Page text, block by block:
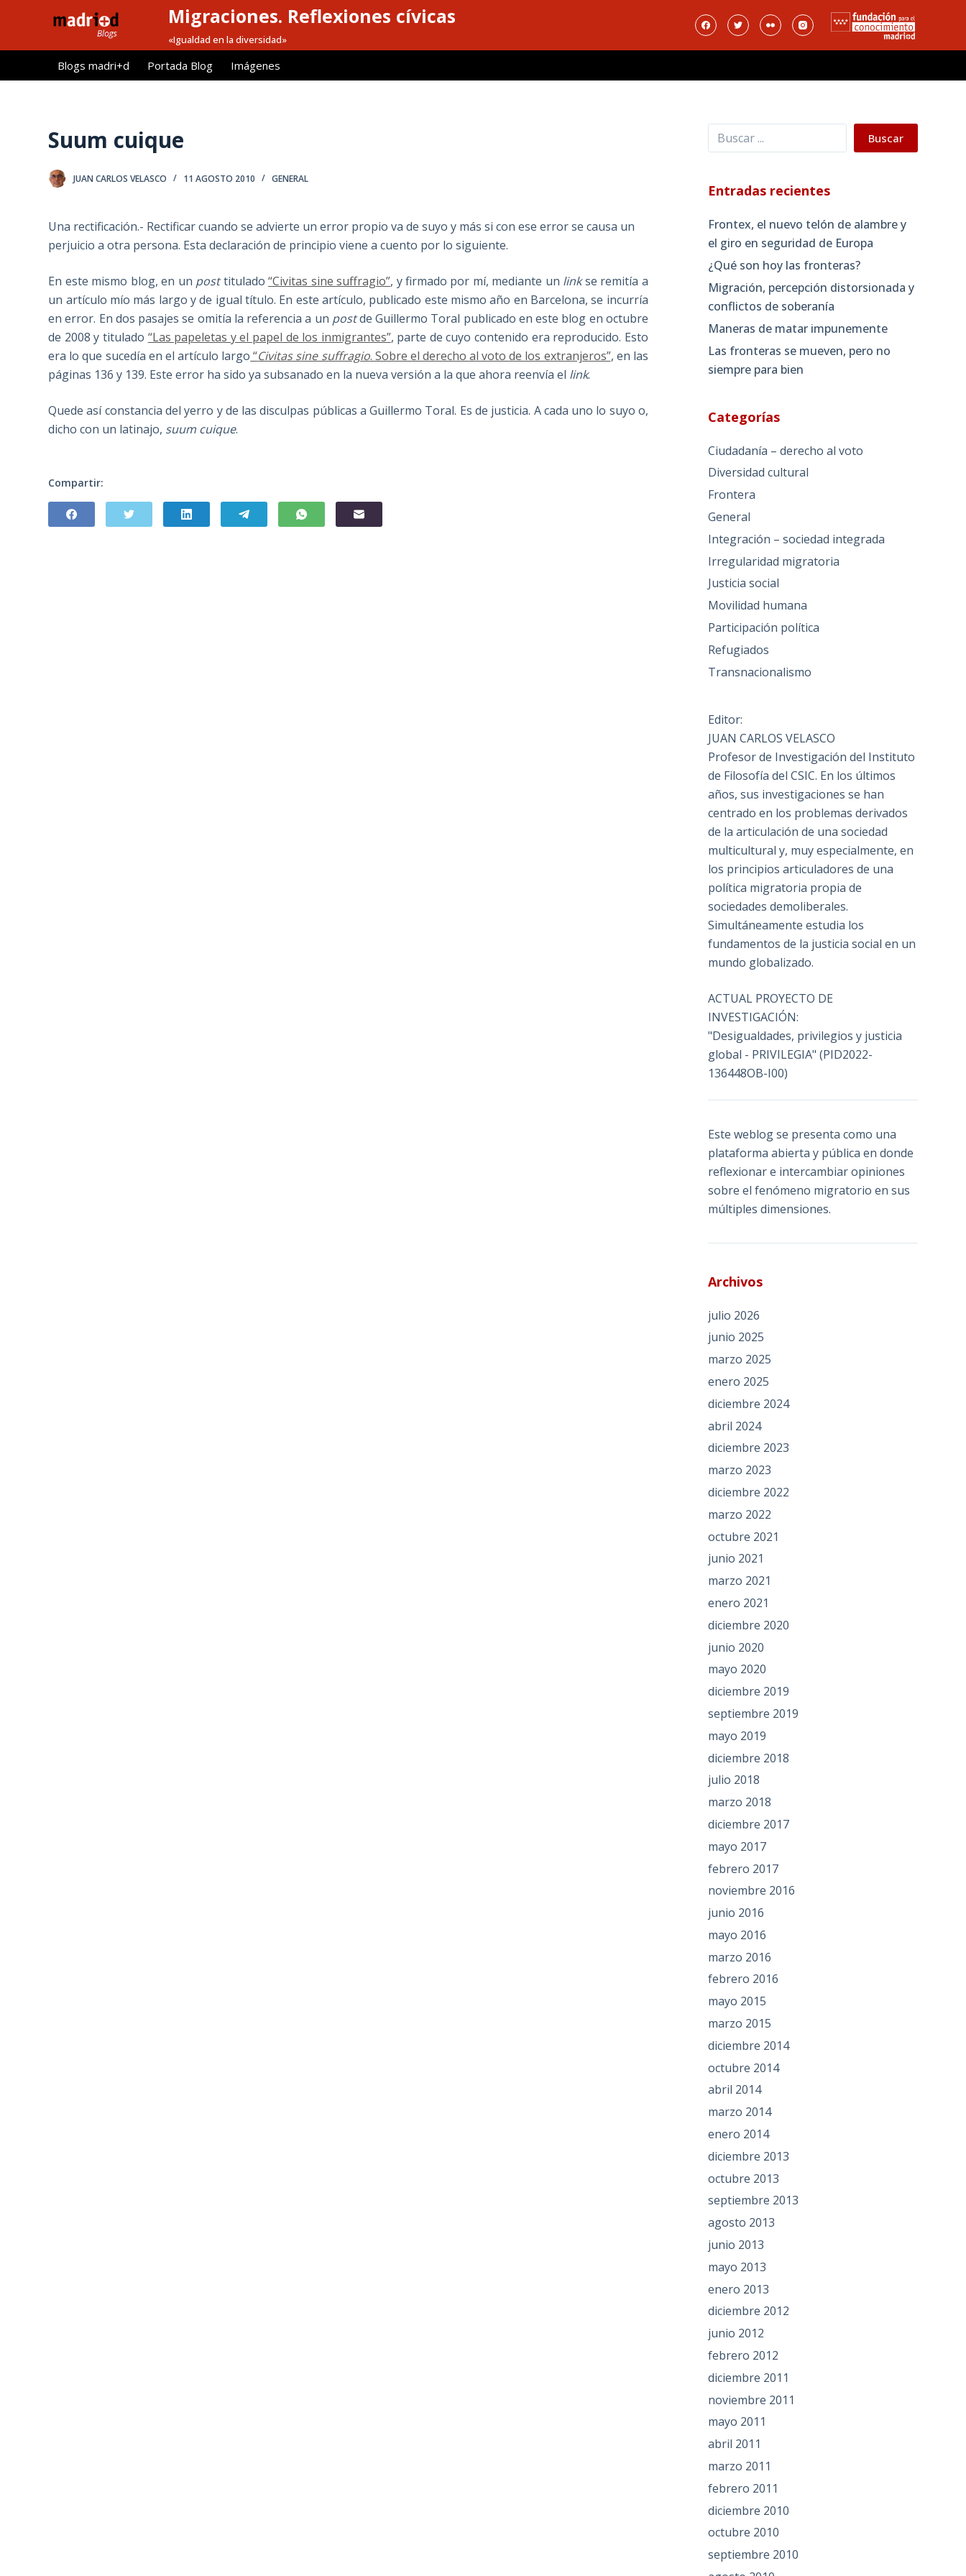
l
Migraciones. Reflexiones cívicas
«Igualdad en la diversidad»
Blogs madri+d Portada Blog Imágenes
Suum cuique
JUAN CARLOS VELASCO 11 AGOSTO 2010 GENERAL
Una rectificación.- Rectificar cuando se advierte un error propio va de suyo y más si con ese error se causa un
perjuicio a otra persona. Esta declaración de principio viene a cuento por lo siguiente.
En este mismo blog, en un posttitulado“Civitas sine suffragio”, y firmado por mí, mediante un linkse remitía a
un artículo mío más largo y de igual título. En este artículo, publicado este mismo año en Barcelona, se incurría
en error. En dos pasajes se omitía la referencia a un postde Guillermo Toral publicado en este blog en octubre
de 2008 y titulado “Las papeletas y el papel de los inmigrantes”, parte de cuyo contenido era reproducido. Esto
era lo que sucedía en el artículo largo “Civitas sine suffragio. Sobre el derecho al voto de los extranjeros”, en las
páginas 136 y 139. Este error ha sido ya subsanado en la nueva versión a la que ahora reenvía el link.
Quede así constancia del yerro y de las disculpas públicas a Guillermo Toral. Es de justicia. A cada uno lo suyo o,
dicho con un latinajo, suum cuique.
Compartir:
Buscar Buscar
Entradas recientes
Frontex, el nuevo telón de alambre y
el giro en seguridad de Europa
¿Qué son hoy las fronteras?
Migración, percepción distorsionada y
conflictos de soberanía
Maneras de matar impunemente
Las fronteras se mueven, pero no
siempre para bien
Categorías
Ciudadanía – derecho al voto
Diversidad cultural
Frontera
General
Integración – sociedad integrada
Irregularidad migratoria
Justicia social
Movilidad humana
Participación política
Refugiados
Transnacionalismo
Editor:
JUAN CARLOS VELASCO
Profesor de Investigación del Instituto
de Filosofía del CSIC. En los últimos
años, sus investigaciones se han
centrado en los problemas derivados
de la articulación de una sociedad
multicultural y, muy especialmente, en
los principios articuladores de una
política migratoria propia de
sociedades demoliberales.
Simultáneamente estudia los
fundamentos de la justicia social en un
mundo globalizado.
ACTUAL PROYECTO DE
INVESTIGACIÓN:
"Desigualdades, privilegios y justicia
global - PRIVILEGIA" (PID2022-
136448OB-I00)
Este weblog se presenta como una
plataforma abierta y pública en donde
reflexionar e intercambiar opiniones
sobre el fenómeno migratorio en sus
múltiples dimensiones.
Archivos
julio 2026
junio 2025
marzo 2025
enero 2025
diciembre 2024
abril 2024
diciembre 2023
marzo 2023
diciembre 2022
marzo 2022
octubre 2021
junio 2021
marzo 2021
enero 2021
diciembre 2020
junio 2020
mayo 2020
diciembre 2019
septiembre 2019
mayo 2019
diciembre 2018
julio 2018
marzo 2018
diciembre 2017
mayo 2017
febrero 2017
noviembre 2016
junio 2016
mayo 2016
marzo 2016
febrero 2016
mayo 2015
marzo 2015
diciembre 2014
octubre 2014
abril 2014
marzo 2014
enero 2014
diciembre 2013
octubre 2013
septiembre 2013
agosto 2013
junio 2013
mayo 2013
enero 2013
diciembre 2012
junio 2012
febrero 2012
diciembre 2011
noviembre 2011
mayo 2011
abril 2011
marzo 2011
febrero 2011
diciembre 2010
octubre 2010
septiembre 2010